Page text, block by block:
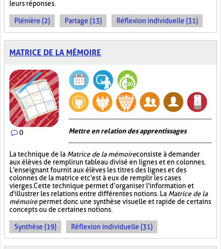
leurs réponses.
Plénière (2) Partage (13) Réflexion individuelle (31)
MATRICE DE LA MÉMOIRE
0 Mettre en relation des apprentissages
La technique de la Matrice de la mémoireconsiste à demander
aux élèves de remplir un tableau divisé en lignes et en colonnes.
L'enseignant fournit aux élèves les titres des lignes et des
colonnes de la matrice et c'est à eux de remplir les cases
vierges. Cette technique permet d’organiser l'information et
d'illustrer les relations entre différentes notions. La Matrice de la
mémoirepermet donc une synthèse visuelle et rapide de certains
concepts ou de certaines notions.
Synthèse (19) Réflexion individuelle (31)